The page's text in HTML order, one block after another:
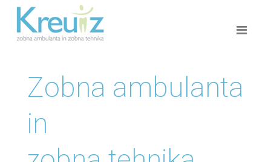
Zobna ambulanta
in